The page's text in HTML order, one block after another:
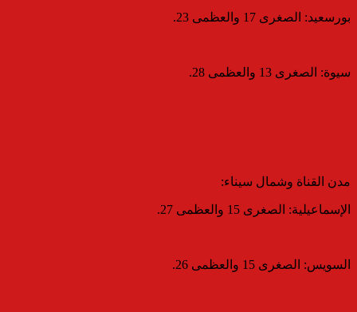
​بورسعيد: الصغرى 17 والعظمى 23.
​سيوة: الصغرى 13 والعظمى 28.
​مدن القناة وشمال سيناء:
​الإسماعيلية: الصغرى 15 والعظمى 27.
​السويس: الصغرى 15 والعظمى 26.